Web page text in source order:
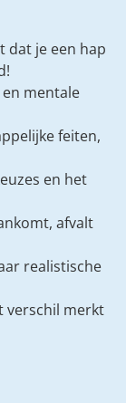
dat je een hap
mentale
feiten,
en het
afvalt
realistische
verschil merkt